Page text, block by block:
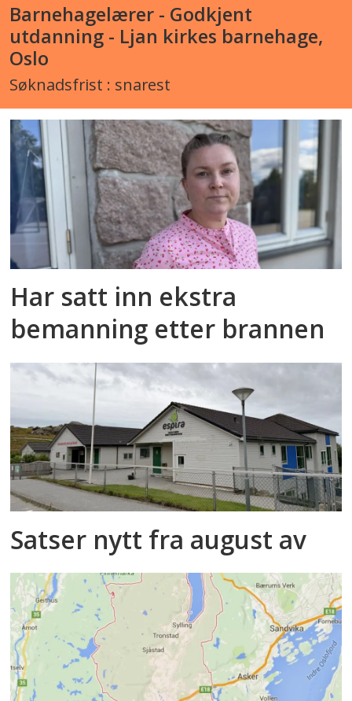
Barnehagelærer - Godkjent
utdanning - Ljan kirkes barnehage,
Oslo
Søknadsfrist : snarest
Har satt inn ekstra
bemanning etter brannen
Satser nytt fra august av